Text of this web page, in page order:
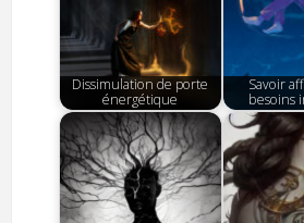
Dissimulation de porte
énergétique
Savoir
besoins